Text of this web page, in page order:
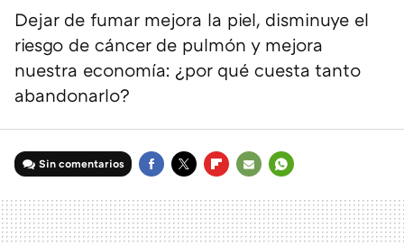
Dejar de fumar mejora la piel, disminuye el
riesgo de cáncer de pulmón y mejora
nuestra economía: ¿por qué cuesta tanto
abandonarlo?
Sin comentarios
MAIL